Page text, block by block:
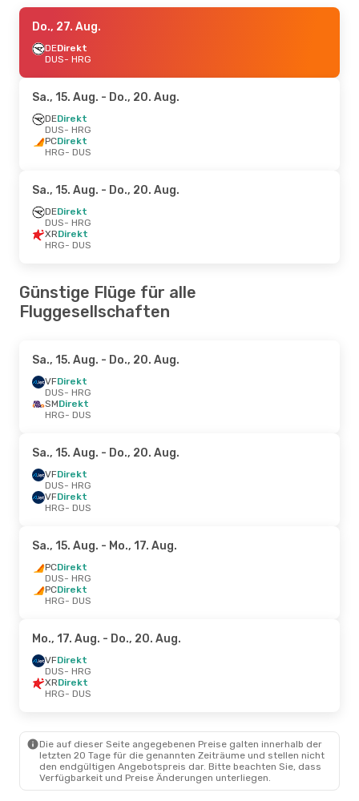
Do., 27. Aug.
DEDirekt
DUS- HRG
Sa., 15. Aug. - Do., 20. Aug.
DEDirekt
DUS- HRG
PCDirekt
HRG- DUS
Sa., 15. Aug. - Do., 20. Aug.
DEDirekt
DUS- HRG
XRDirekt
HRG- DUS
Günstige Flüge für alle
Fluggesellschaften
Sa., 15. Aug. - Do., 20. Aug.
VFDirekt
DUS- HRG
SMDirekt
HRG- DUS
Sa., 15. Aug. - Do., 20. Aug.
VFDirekt
DUS- HRG
VFDirekt
HRG- DUS
Sa., 15. Aug. - Mo., 17. Aug.
PCDirekt
DUS- HRG
PCDirekt
HRG- DUS
Mo., 17. Aug. - Do., 20. Aug.
VFDirekt
DUS- HRG
XRDirekt
HRG- DUS
Die auf dieser Seite angegebenen Preise galten innerhalb der
letzten 20 Tage für die genannten Zeiträume und stellen nicht
den endgültigen Angebotspreis dar. Bitte beachten Sie, dass
Verfügbarkeit und Preise Änderungen unterliegen.